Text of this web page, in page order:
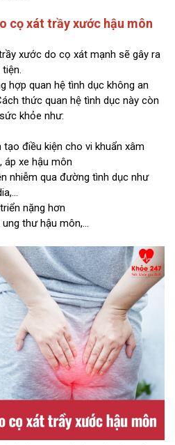
cọ xát trầy xước hậu môn
xước do cọ xát mạnh sẽ gây ra
hợp quan hệ tình dục không an
thức quan hệ tình dục này còn
khỏe như:
điều kiện cho vi khuẩn xâm
áp xe hậu môn
nhiễm qua đường tình dục như
nặng hơn
thư hậu môn,...